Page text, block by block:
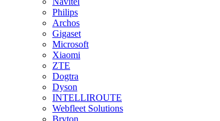
Philips
Archos
Gigaset
Microsoft
Xiaomi
ZTE
Dogtra
Dyson
INTELLIROUTE
Webfleet Solutions
Bryton